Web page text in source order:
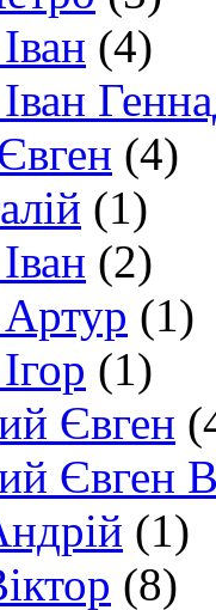
(4)
(4)
(1)
(2)
(1)
(1)
Євген
Євген
(1)
(8)